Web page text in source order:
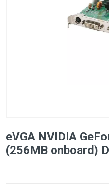
eVGA NVIDIA
(256MB onboard)